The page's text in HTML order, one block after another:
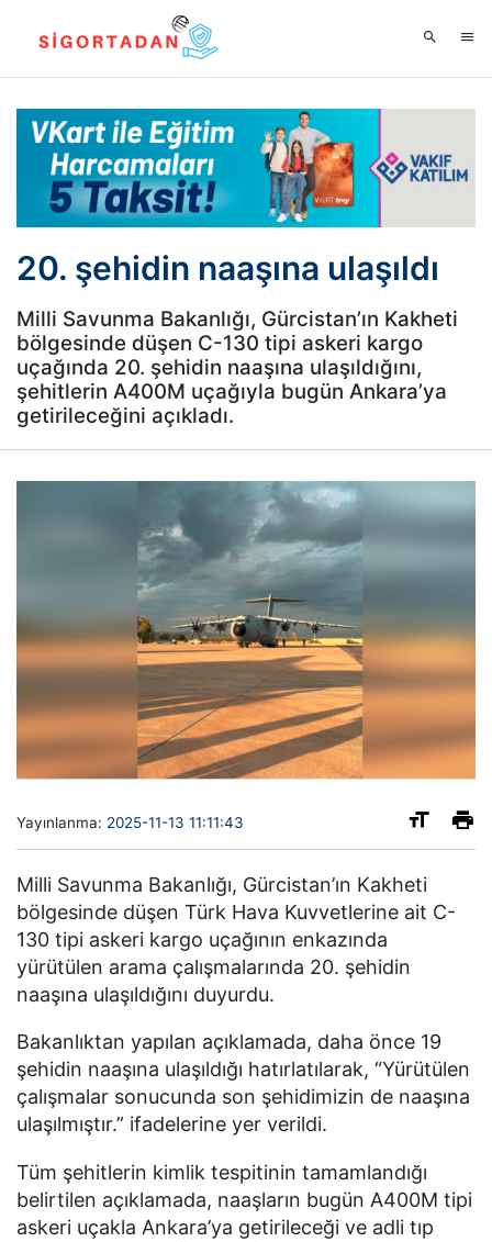
20. şehidin naaşına ulaşıldı
Milli Savunma Bakanlığı, Gürcistan’ın Kakheti
bölgesinde düşen C-130 tipi askeri kargo
uçağında 20. şehidin naaşına ulaşıldığını,
şehitlerin A400M uçağıyla bugün Ankara’ya
getirileceğini açıkladı.
Yayınlanma: 2025-11-13 11:11:43
Milli Savunma Bakanlığı, Gürcistan’ın Kakheti
bölgesinde düşen Türk Hava Kuvvetlerine ait C-
130 tipi askeri kargo uçağının enkazında
yürütülen arama çalışmalarında 20. şehidin
naaşına ulaşıldığını duyurdu.
Bakanlıktan yapılan açıklamada, daha önce 19
şehidin naaşına ulaşıldığı hatırlatılarak, “Yürütülen
çalışmalar sonucunda son şehidimizin de naaşına
ulaşılmıştır.” ifadelerine yer verildi.
Tüm şehitlerin kimlik tespitinin tamamlandığı
belirtilen açıklamada, naaşların bugün A400M tipi
askeri uçakla Ankara’ya getirileceği ve adli tıp